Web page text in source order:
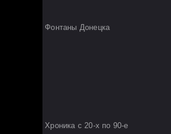
Фонтаны Донецка
Хроника с 20-х по 90-е